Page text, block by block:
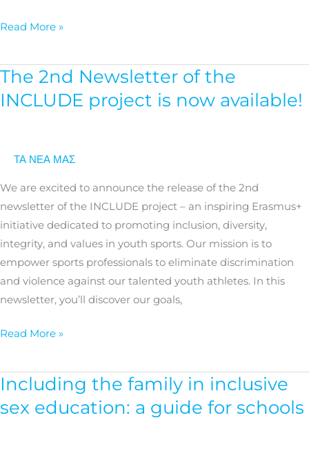
Read More »
The 2nd Newsletter of the
INCLUDE project is now available!
ΤΑ ΝΕΑ ΜΑΣ
We are excited to announce the release of the 2nd
newsletter of the INCLUDE project – an inspiring Erasmus+
initiative dedicated to promoting inclusion, diversity,
integrity, and values in youth sports. Our mission is to
empower sports professionals to eliminate discrimination
and violence against our talented youth athletes. In this
newsletter, you’ll discover our goals,
The
2nd
Newsletter
INCLUDE
project
is
now
available!
Read More »
Including the family in inclusive
sex education: a guide for schools
Including
family